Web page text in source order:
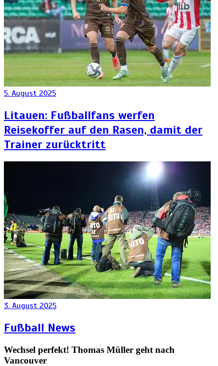
5. August 2025
Litauen: Fußballfans werfen
Reisekoffer auf den Rasen, damit der
Trainer zurücktritt
3. August 2025
Fußball News
Wechsel perfekt! Thomas Müller geht nach
Vancouver